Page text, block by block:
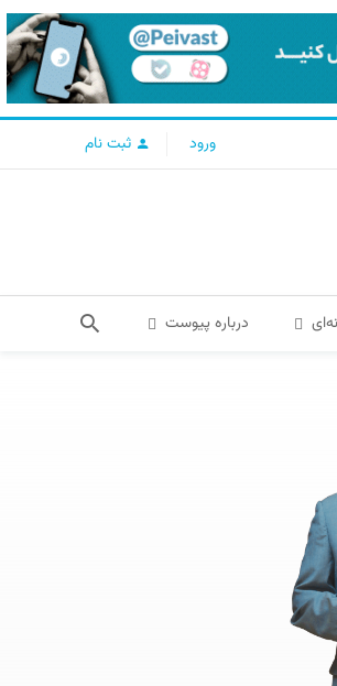
ورود ثبت نام
درباره پیوست